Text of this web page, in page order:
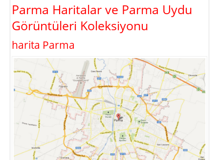
Parma Haritalar ve Parma Uydu
Görüntüleri Koleksiyonu
harita Parma